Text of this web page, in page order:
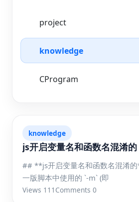
project
knowledge
CProgram
knowledge
js开启变量名和函数名混淆的
## **js开启变量名和函数名混淆
一版脚本中使用的 `-m` (即
Views 111 Comments 0